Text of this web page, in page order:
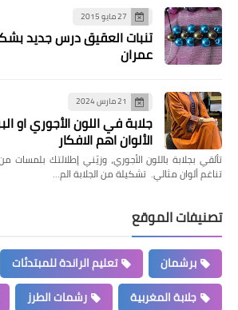
27 مايو 2015
تنبات العقيق درس جديد
عمران
21 مارس 2024
جلابة في اللون الأجوري او
الألوان اهم الافكار
تألقي بجلابة باللون الأجوري، وزيّني إطلالتك
تناغم ألوان مثالي. تشكيلة من الجلابة الم…
تصنيفات الموقع
برشمان تعليم الراندة للمبتدئات
جلابة المغربية
رشمات الطرز